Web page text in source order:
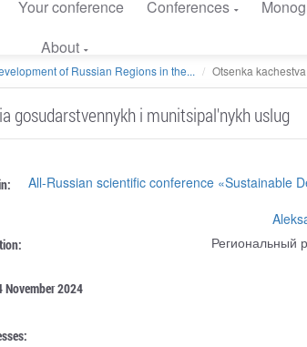
Your conference Conferences
About
of Russian Regions in the... Otsenka
gosudarstvennykh i munitsipal'nykh uslug
All-Russian scientific conference «Sustainable
Региональный
November 2024